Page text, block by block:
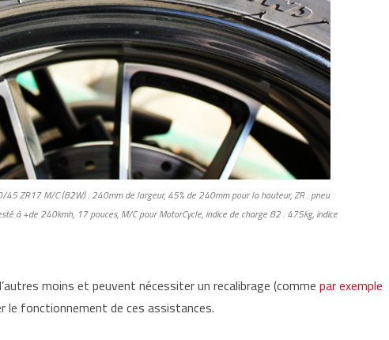
45 ZR17 M/C (82W) : 240mm de largeur, 45% de 240mm pour la hauteur, ZR : pneu
à +de 240kmh, 17 pouces, M/C pour MotorCycle, indice de charge 82 : 475kg, indice
moins et peuvent nécessiter un recalibrage (comme par exemple
le fonctionnement de ces assistances.